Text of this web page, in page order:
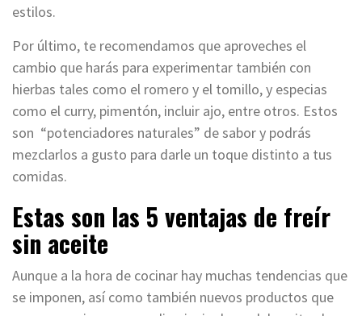
estilos.
Por último, te recomendamos que aproveches el
cambio que harás para experimentar también con
hierbas tales como el romero y el tomillo, y especias
como el curry, pimentón, incluir ajo, entre otros. Estos
son “potenciadores naturales” de sabor y podrás
mezclarlos a gusto para darle un toque distinto a tus
comidas.
Estas son las 5 ventajas de freír
sin aceite
Aunque a la hora de cocinar hay muchas tendencias que
se imponen, así como también nuevos productos que